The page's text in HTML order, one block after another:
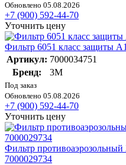
Обновлено 05.08.2026
+7 (900) 592-44-70
Уточнить цену
Фильтр 6051 класс защиты
Артикул: 7000034751
Бренд:
3М
Под заказ
Обновлено 05.08.2026
+7 (900) 592-44-70
Уточнить цену
Фильтр
7000029734